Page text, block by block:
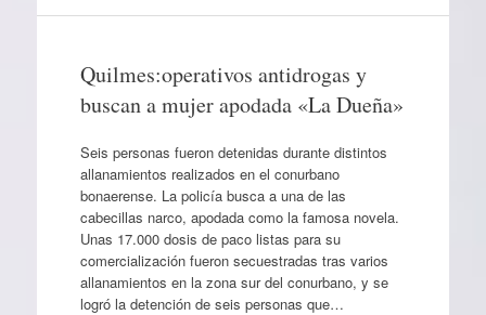
Quilmes:operativos antidrogas y
buscan a mujer apodada «La Dueña»
Seis personas fueron detenidas durante distintos
allanamientos realizados en el conurbano
bonaerense. La policía busca a una de las
cabecillas narco, apodada como la famosa novela.
Unas 17.000 dosis de paco listas para su
comercialización fueron secuestradas tras varios
allanamientos en la zona sur del conurbano, y se
logró la detención de seis personas que…